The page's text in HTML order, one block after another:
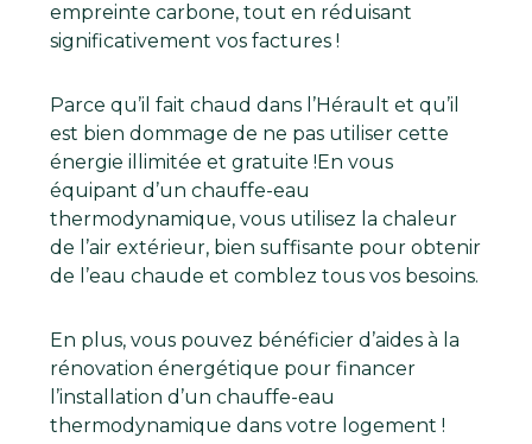
empreinte carbone, tout en réduisant
significativement vos factures !
Parce qu’il fait chaud dans l’Hérault et qu’il
est bien dommage de ne pas utiliser cette
énergie illimitée et gratuite !En vous
équipant d’un chauffe-eau
thermodynamique, vous utilisez la chaleur
de l’air extérieur, bien suffisante pour obtenir
de l’eau chaude et comblez tous vos besoins.
En plus, vous pouvez bénéficier d’aides à la
rénovation énergétique pour financer
l’installation d’un chauffe-eau
thermodynamique dans votre logement !